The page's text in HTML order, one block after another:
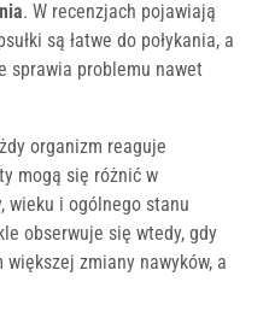
. W recenzjach pojawiają
są łatwe do połykania, a
sprawia problemu nawet
organizm reaguje
mogą się różnić w
wieku i ogólnego stanu
obserwuje się wtedy, gdy
zmiany nawyków, a